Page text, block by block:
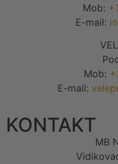
Mob:
E-mail:
Mob:
E-mail:
KONTAKT
MB